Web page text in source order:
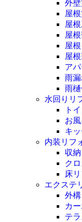
外
屋
屋
屋
屋
屋
ア
雨
雨
水回りリ
ト
お
キ
内装リフ
収
ク
床
エクステ
外
カ
テ